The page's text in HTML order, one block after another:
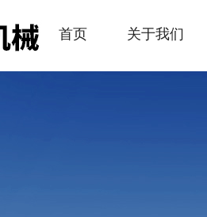
首页 关于我们